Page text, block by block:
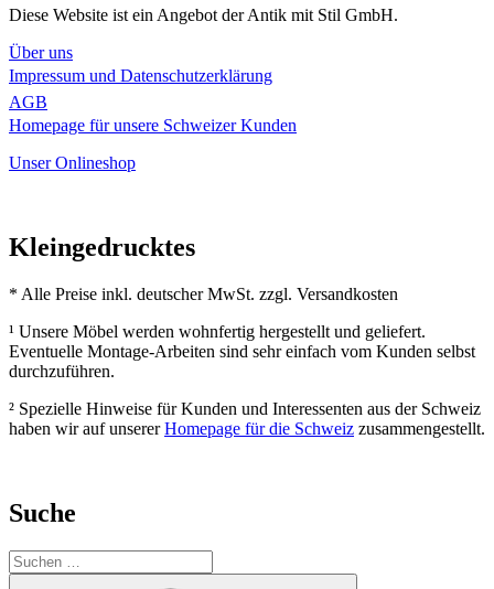
Diese Website ist ein Angebot der Antik mit Stil GmbH.
Über uns
Impressum und Datenschutzerklärung
AGB
Homepage für unsere Schweizer Kunden
Unser Onlineshop
Kleingedrucktes
* Alle Preise inkl. deutscher MwSt. zzgl. Versandkosten
¹ Unsere Möbel werden wohnfertig hergestellt und geliefert.
Eventuelle Montage-Arbeiten sind sehr einfach vom Kunden selbst
durchzuführen.
² Spezielle Hinweise für Kunden und Interessenten aus der Schweiz
haben wir auf unsererHomepage für die Schweiz zusammengestellt.
Suche
Suchen
nach: